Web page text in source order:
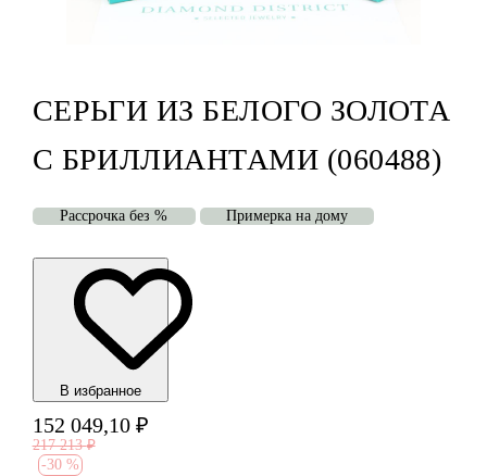
СЕРЬГИ ИЗ БЕЛОГО ЗОЛОТА
С БРИЛЛИАНТАМИ (060488)
Рассрочка без % Примерка на дому
В избранноe
152 049,10 ₽
217 213 ₽
-30 %